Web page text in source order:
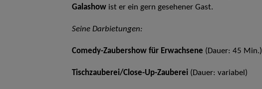
Galashow ist er ein gern gesehener Gast.
Seine Darbietungen:
Comedy-Zaubershow für Erwachsene (Dauer: 45 Min.)
Tischzauberei/Close-Up-Zauberei (Dauer: variabel)